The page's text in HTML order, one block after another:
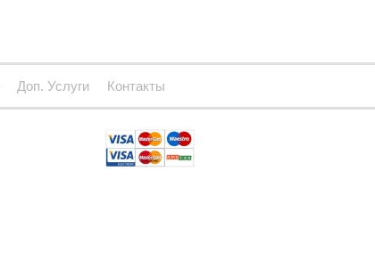
Доп. Услуги Контакты